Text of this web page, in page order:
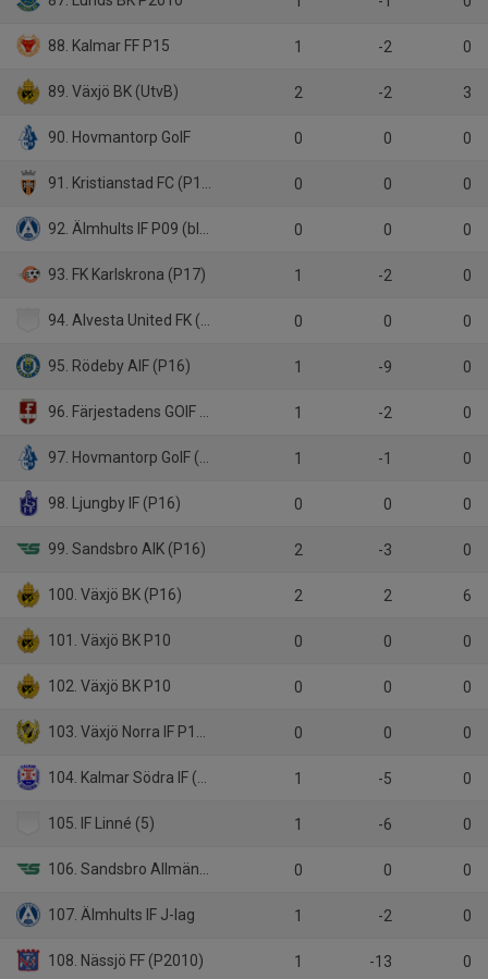
88. Kalmar FF P15 1 -2 0
89. Växjö BK (UtvB) 2 -2 3
90. Hovmantorp GoIF 0 0 0
91. Kristianstad FC (P16) 0 0 0
92. Älmhults IF P09 (blå) 0 0 0
93. FK Karlskrona (P17) 1 -2 0
94. Alvesta United FK (6) 0 0 0
95. Rödeby AIF (P16) 1 -9 0
96. Färjestadens GOIF (P17) 1 -2 0
97. Hovmantorp GoIF (P16) 1 -1 0
98. Ljungby IF (P16) 0 0 0
99. Sandsbro AIK (P16) 2 -3 0
100. Växjö BK (P16) 2 2 6
101. Växjö BK P10 0 0 0
102. Växjö BK P10 0 0 0
103. Växjö Norra IF P10 1 0 0 0
104. Kalmar Södra IF (P17) 1 -5 0
105. IF Linné (5) 1 -6 0
106. Sandsbro Allmänna IK Gul 0 0 0
107. Älmhults IF J-lag 1 -2 0
108. Nässjö FF (P2010) 1 -13 0